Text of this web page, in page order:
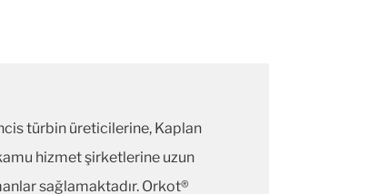
türbin üreticilerine, Kaplan
hizmet şirketlerine uzun
sağlamaktadır. Orkot®